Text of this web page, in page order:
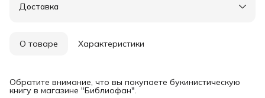
Удобный возврат
Доставка
О товаре Характеристики
Обратите внимание, что вы покупаете букинистическую
книгу в магазине "Библиофан".